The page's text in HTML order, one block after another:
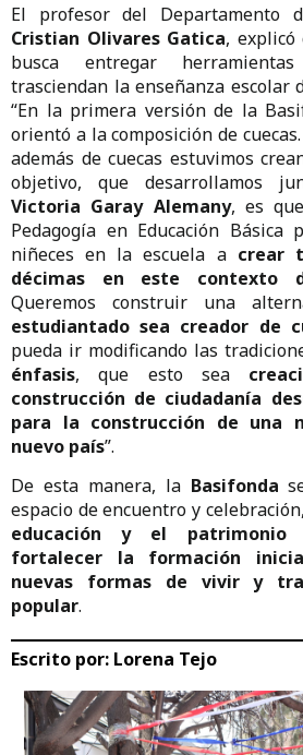
El profesor del Departamento
Cristian Olivares Gatica, explicó
busca entregar
trasciendan la enseñanza escolar
“En la primera versión de la
orientó a la composición de
además de cuecas estuvimos
objetivo, que desarrollamos
Victoria Garay Alemany, es
Pedagogía en Educación Básica
niñeces en la escuela a crear
décimas en este contexto
Queremos construir una
estudiantado sea creador de
pueda ir modificando las
énfasis, que esto sea
construcción de ciudadanía
para la construcción de una
nuevo país”.
De esta manera, la Basifonda
espacio de encuentro y
educación y el patrimonio
fortalecer la formación
nuevas formas de vivir y
popular.
Escrito por: Lorena Tejo